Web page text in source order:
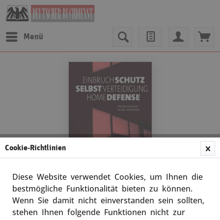
Menü
Stefan Straßer/Georg Zakrajsek
Cookie-Richtlinien
Diese Website verwendet Cookies, um Ihnen die
bestmögliche Funktionalität bieten zu können.
Wenn Sie damit nicht einverstanden sein sollten,
stehen Ihnen folgende Funktionen nicht zur